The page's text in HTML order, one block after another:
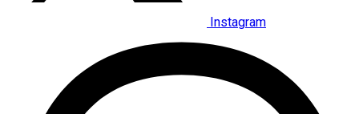
Instagram